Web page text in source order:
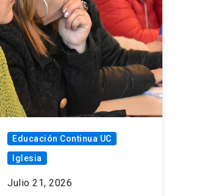
Educación Continua UC
Iglesia
Julio 21, 2026